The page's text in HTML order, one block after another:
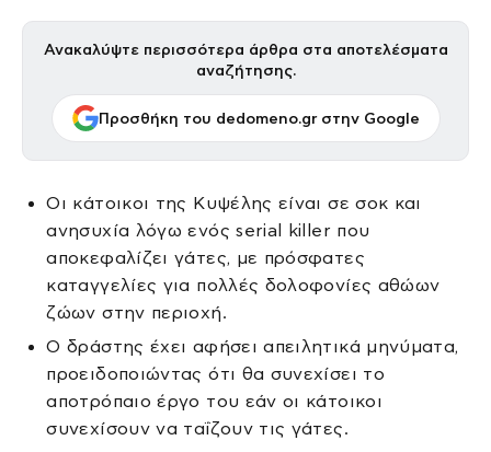
Ανακαλύψτε περισσότερα άρθρα στα αποτελέσματα
αναζήτησης.
Προσθήκη του dedomeno.gr στην Google
Οι κάτοικοι της Κυψέλης είναι σε σοκ και
ανησυχία λόγω ενός serial killer που
αποκεφαλίζει γάτες, με πρόσφατες
καταγγελίες για πολλές δολοφονίες αθώων
ζώων στην περιοχή.
Ο δράστης έχει αφήσει απειλητικά μηνύματα,
προειδοποιώντας ότι θα συνεχίσει το
αποτρόπαιο έργο του εάν οι κάτοικοι
συνεχίσουν να ταΐζουν τις γάτες.